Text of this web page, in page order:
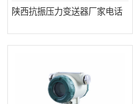
陕西抗振压力变送器厂家电话